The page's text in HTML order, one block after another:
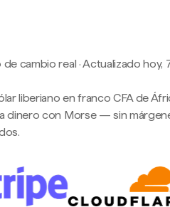
de cambio real ·Actualizado hoy,
liberiano en franco CFA de
dinero con Morse — sin